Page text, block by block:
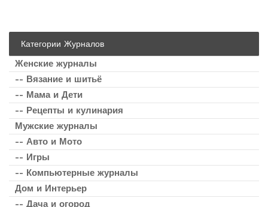
Категории Журналов
Женские журналы
-- Вязание и шитьё
-- Мама и Дети
-- Рецепты и кулинария
Мужские журналы
-- Авто и Мото
-- Игры
-- Компьютерные журналы
Дом и Интерьер
-- Дача и огород